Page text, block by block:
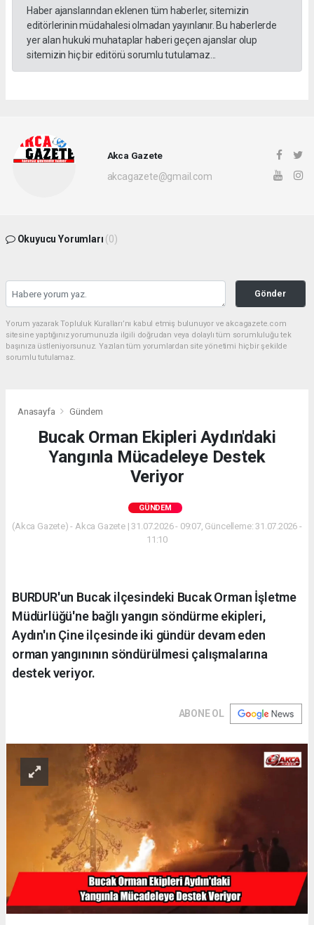
Haber ajanslarından eklenen tüm haberler, sitemizin
editörlerinin müdahalesi olmadan yayınlanır. Bu haberlerde
yer alan hukuki muhataplar haberi geçen ajanslar olup
sitemizin hiç bir editörü sorumlu tutulamaz...
Akca Gazete
akcagazete@gmail.com
Okuyucu Yorumları (0)
Gönder
Yorum yazarak Topluluk Kuralları’nı kabul etmiş bulunuyor ve akcagazete.com
sitesine yaptığınız yorumunuzla ilgili doğrudan veya dolaylı tüm sorumluluğu tek
başınıza üstleniyorsunuz. Yazılan tüm yorumlardan site yönetimi hiçbir şekilde
sorumlu tutulamaz.
Anasayfa Gündem
Bucak Orman Ekipleri Aydın'daki
Yangınla Mücadeleye Destek
Veriyor
GÜNDEM
(Akca Gazete) - Akca Gazete | 31.07.2026 - 09:07, Güncelleme: 31.07.2026 -
11:10
BURDUR'un Bucak ilçesindeki Bucak Orman İşletme
Müdürlüğü'ne bağlı yangın söndürme ekipleri,
Aydın'ın Çine ilçesinde iki gündür devam eden
orman yangınının söndürülmesi çalışmalarına
destek veriyor.
ABONE OL